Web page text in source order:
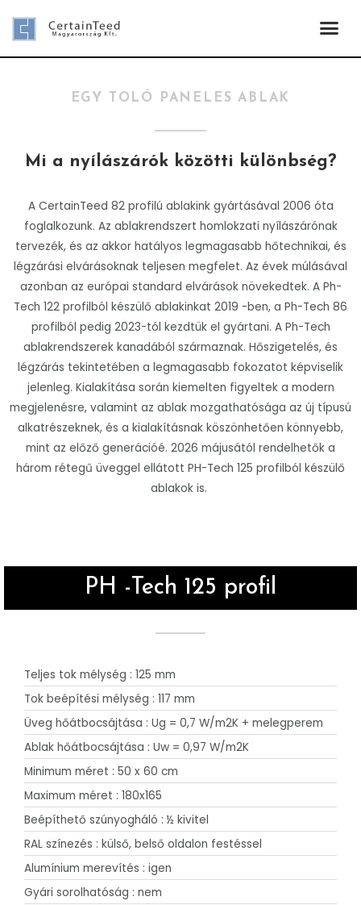
EGY TOLÓ PANELES ABLAK
Mi a nyílászárók közötti különbség?
A CertainTeed 82 profilú ablakink gyártásával 2006 óta
foglalkozunk. Az ablakrendszert homlokzati nyílászárónak
tervezék, és az akkor hatályos legmagasabb hőtechnikai, és
légzárási elvárásoknak teljesen megfelet. Az évek múlásával
azonban az európai standard elvárások növekedtek. A Ph-
Tech 122 profilból készülő ablakinkat 2019 -ben, a Ph-Tech 86
profilból pedig 2023-tól kezdtük el gyártani. A Ph-Tech
ablakrendszerek kanadából származnak. Hőszigetelés, és
légzárás tekintetében a legmagasabb fokozatot képviselik
jelenleg. Kialakítása során kiemelten figyeltek a modern
megjelenésre, valamint az ablak mozgathatósága az új típusú
alkatrészeknek, és a kialakításnak köszönhetően könnyebb,
mint az előző generációé. 2026 májusától rendelhetők a
három rétegű üveggel ellátott PH-Tech 125 profilból készülő
ablakok is.
PH -Tech 125 profil
Teljes tok mélység : 125 mm
Tok beépítési mélység : 117 mm
Üveg hőátbocsájtása : Ug = 0,7 W/m2K + melegperem
Ablak hőátbocsájtása : Uw = 0,97 W/m2K
Minimum méret : 50 x 60 cm
Maximum méret : 180x165
Beépíthető szúnyogháló : ½ kivitel
RAL színezés : külső, belső oldalon festéssel
Alumínium merevítés : igen
Gyári sorolhatóság : nem